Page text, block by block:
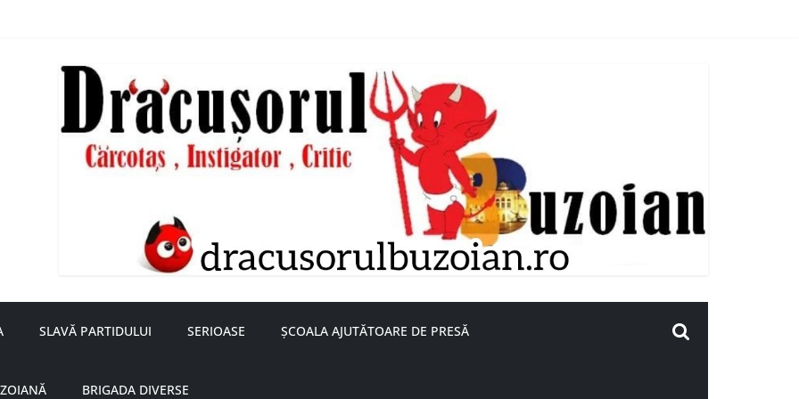
SLAVĂ PARTIDULUI SERIOASE ȘCOALA AJUTĂTOARE DE PRESĂ
BRIGADA DIVERSE